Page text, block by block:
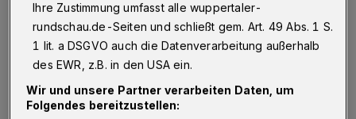
Manfred Todtenhausen, sicherheitspolitischer
Sprecher der FDP-Fraktion im Rat der Stadt.
"Es steht nicht genug Parkraum zur
Verfügung, und die wartenden Bürgerinnen
und Bürger haben keine Möglichkeit etwas zu
Ihre Zustimmung umfasst alle wuppertaler-
rundschau.de-Seiten und schließt gem. Art. 49 Abs. 1 S.
1 lit. a DSGVO auch die Datenverarbeitung außerhalb
des EWR, z.B. in den USA ein.
Wir und unsere Partner verarbeiten Daten, um
Folgendes bereitzustellen: